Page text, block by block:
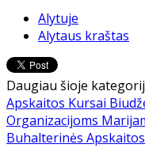
Alytuje
Alytaus kraštas
Daugiau šioje
Apskaitos Kursai
Organizacijoms
Buhalterinės